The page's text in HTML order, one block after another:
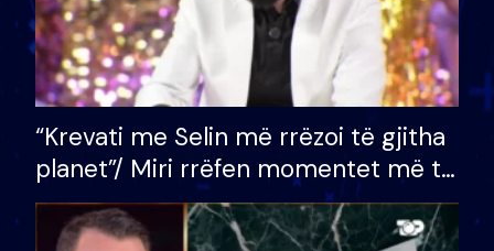
“Krevati me Selin më rrëzoi të gjitha
planet”/ Miri rrëfen momentet më të
bukura në shtëpinë e BB VIP: Do më
mungojë zilja e mëngjesit kur…